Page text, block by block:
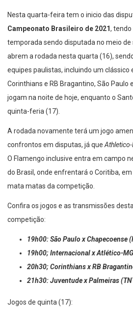
Nesta quarta-feira tem o inicio das
Campeonato Brasileiro de 2021,
temporada sendo disputada no meio de
abrem a rodada nesta quarta (16),
equipes paulistas, incluindo um clássico
Corinthians e RB Bragantino, São Paulo
jogam na noite de hoje, enquanto o
quinta-feria (17).
A rodada novamente terá um jogo
confrontos em disputas, já que
O Flamengo inclusive entra em campo
do Brasil, onde enfrentará o Coritiba,
mata matas da competição.
Confira os jogos e as transmissões
competição:
19h00: São Paulo x Chapecoense
19h00; Internacional x Atlético-
20h30; Corinthians x RB
21h30: Juventude x Palmeiras
Jogos de quinta (17):